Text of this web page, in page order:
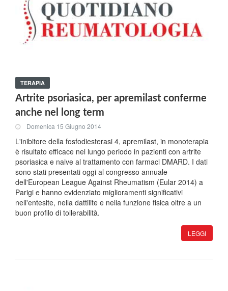
TERAPIA
Artrite psoriasica, per apremilast conferme
anche nel long term
Domenica 15 Giugno 2014
L'inibitore della fosfodiesterasi 4, apremilast, in monoterapia
è risultato efficace nel lungo periodo in pazienti con artrite
psoriasica e naive al trattamento con farmaci DMARD. I dati
sono stati presentati oggi al congresso annuale
dell'European League Against Rheumatism (Eular 2014) a
Parigi e hanno evidenziato miglioramenti significativi
nell'entesite, nella dattilite e nella funzione fisica oltre a un
buon profilo di tollerabilità.
LEGGI